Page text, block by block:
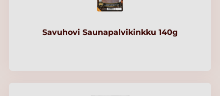
Savuhovi Saunapalvikinkku 140g